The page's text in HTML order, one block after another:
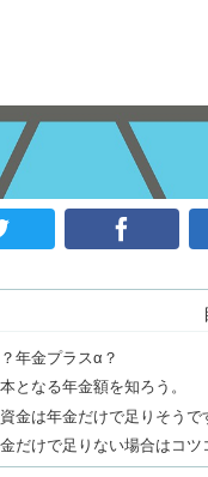
年金プラスα？
となる年金額を知ろう。
金は年金だけで足りそうで
だけで足りない場合はコツ